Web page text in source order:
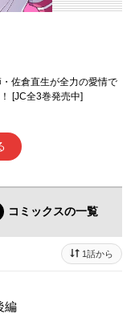
佐倉直生が全力の愛情で
[JC全3巻発売中]
コミックスの一覧
1話から
編